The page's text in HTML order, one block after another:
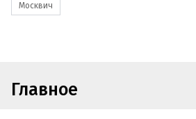
Москвич
Главное